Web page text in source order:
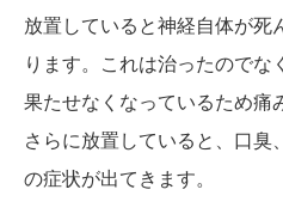
放置していると神経自体が死
ります。これは治ったのでな
果たせなくなっているため痛
さらに放置していると、口臭
の症状が出てきます。